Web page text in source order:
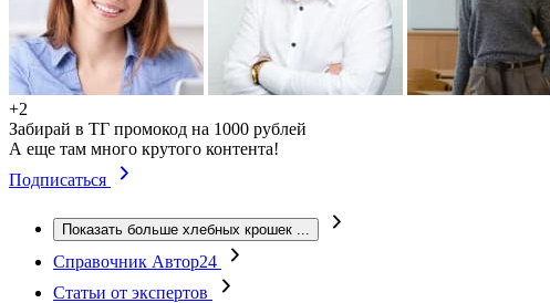
+2
Забирай в ТГ промокод на 1000 рублей
А еще там много крутого контента!
Подписаться
Показать больше хлебных крошек ...
Справочник Автор24
Статьи от экспертов